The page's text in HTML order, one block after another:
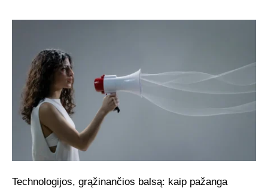
Technologijos, grąžinančios balsą: kaip pažanga